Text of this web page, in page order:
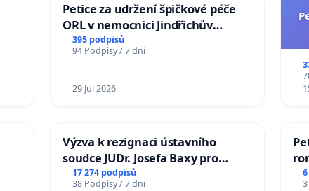
Petice za udržení špičkové péče
ORL v nemocnici Jindřichův
Hradec
395 podpisů
94 Podpisy / 7 dní
29 Jul 2026
Výzva k rezignaci ústavního
soudce JUDr. Josefa Baxy pro
ohrožení důvěry ve spravedlivý
17 274 podpisů
38 Podpisy / 7 dní